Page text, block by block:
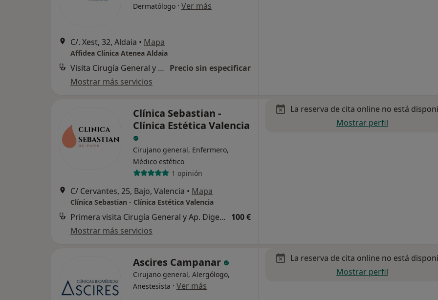
Dermatólogo · Ver más
C/. Xest, 32, Aldaia • Mapa
Affidea Clínica Atenea Aldaia
Visita Cirugía General y Ap. Digestivo Precio sin especificar
Mostrar más servicios
Clínica Sebastian -
Clínica Estética Valencia
Cirujano general, Enfermero,
Médico estético
1 opinión
C/ Cervantes, 25, Bajo, Valencia • Mapa
Clínica Sebastian - Clínica Estética Valencia
Primera visita Cirugía General y Ap. Digestivo 100 €
Mostrar más servicios
La reserva de cita online no está
Mostrar perfil
Ascires Campanar
Cirujano general, Alergólogo,
Anestesista · Ver más
La reserva de cita online no está
Mostrar perfil